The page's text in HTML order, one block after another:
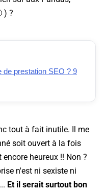
) ?
prestation SEO ? 9
tout à fait inutile. Il me
soit ouvert à la fois
heureux !! Non ?
n'est ni sexiste ni
Et il serait surtout bon